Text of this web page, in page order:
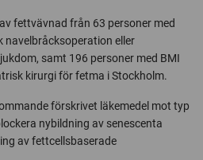
fettvävnad från 63 personer med
navelbråcksoperation eller
samt 196 personer med BMI
kirurgi för fetma i Stockholm.
förskrivet läkemedel mot typ
nybildning av senescenta
av fettcellsbaserade